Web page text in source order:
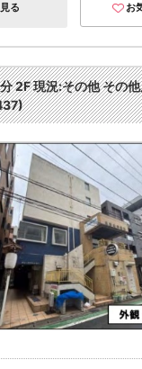
る お
2F 現況:その他 その